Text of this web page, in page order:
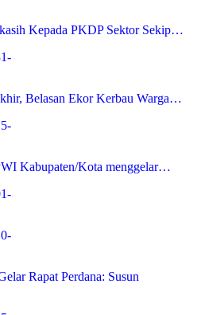
Kepada PKDP Sektor Sekip…
Belasan Ekor Kerbau Warga…
Kabupaten/Kota menggelar…
Rapat Perdana: Susun